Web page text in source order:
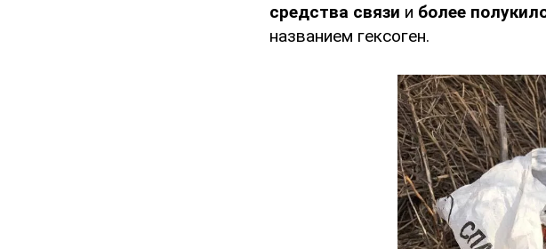
средства связи и более
названием гексоген.